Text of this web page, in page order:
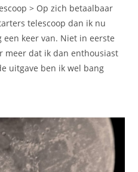
> Op zich betaalbaar
telescoop dan ik nu
keer van. Niet in eerste
meer dat ik dan enthousiast
uitgave ben ik wel bang